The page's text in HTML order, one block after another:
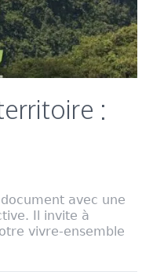
:
avec une
Il invite à
vivre-ensemble